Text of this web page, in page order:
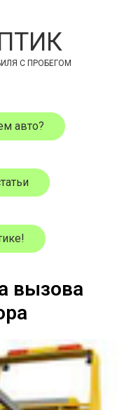
С ПРОБЕГОМ
авто?
вызова